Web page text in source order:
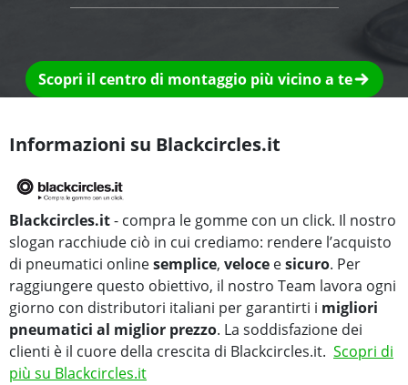
Scopri il centro di montaggio più vicino a te
Informazioni su Blackcircles.it
Blackcircles.it- compra le gomme con un click. Il nostro
slogan racchiude ciò in cui crediamo: rendere l’acquisto
di pneumatici onlinesemplice, veloce esicuro. Per
raggiungere questo obiettivo, il nostro Team lavora ogni
giorno con distributori italiani per garantirti i migliori
pneumatici al miglior prezzo. La soddisfazione dei
clienti è il cuore della crescita di Blackcircles.it. Scopri di
più su Blackcircles.it